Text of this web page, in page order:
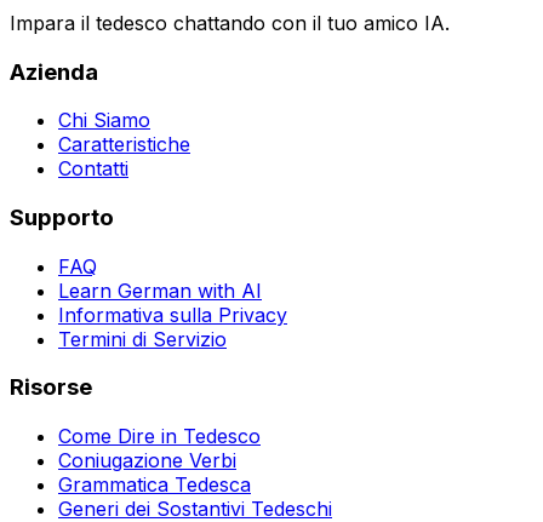
Impara il tedesco chattando con il tuo amico IA.
Azienda
Chi Siamo
Caratteristiche
Contatti
Supporto
FAQ
Learn German with AI
Informativa sulla Privacy
Termini di Servizio
Risorse
Come Dire in Tedesco
Coniugazione Verbi
Grammatica Tedesca
Generi dei Sostantivi Tedeschi